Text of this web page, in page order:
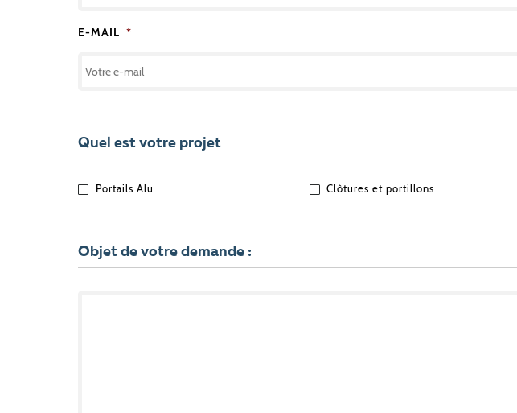
E-MAIL *
Quel est votre projet
QUEL
?
Portails Alu Clôtures et portillons
Objet de votre demande :